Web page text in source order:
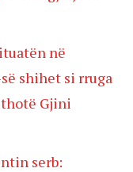
në
shihet si rruga
Gjini
serb: